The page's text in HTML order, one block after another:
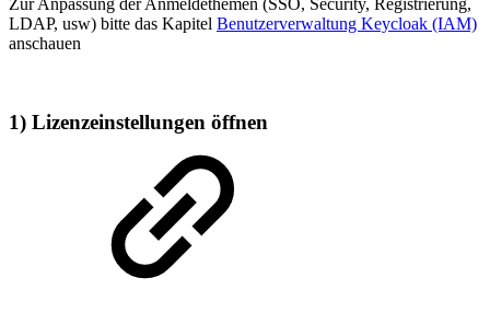
LDAP, usw) bitte das Kapitel Benutzerverwaltung Keycloak (IAM)
anschauen
1) Lizenzeinstellungen öffnen